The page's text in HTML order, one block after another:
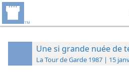
Une si grande nuée de
La Tour de Garde 1987 | 15